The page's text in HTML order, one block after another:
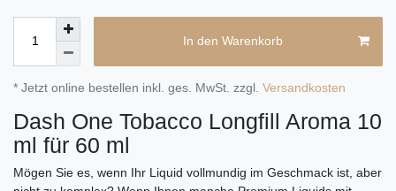
In den Warenkorb
* Jetzt online bestellen inkl. ges. MwSt. zzgl. Versandkosten
Dash One Tobacco Longfill Aroma 10
ml für 60 ml
Mögen Sie es, wenn Ihr Liquid vollmundig im Geschmack ist, aber